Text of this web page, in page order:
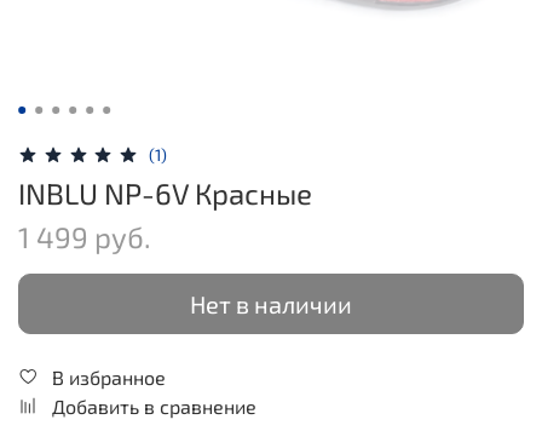
(1)
INBLU NP-6V Красные
1 499 руб.
Нет в наличии
В избранное
Добавить в сравнение